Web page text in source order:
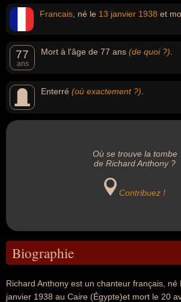
Francais , né le 13 janvier 1938 et
77
ans
Mort à l'âge de 77 ans (de quoi ?)
Enterré (où exactement ?)
Où se trouve la tombe
de Richard Anthony ?
Contribuez !
Biographie
Richard Anthony est un chanteur français, né
janvier 1938 au Caire (Égypte)et mort le 20